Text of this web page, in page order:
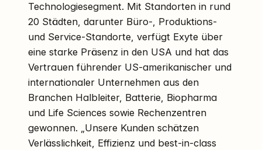
Technologiesegment. Mit Standorten in rund
20 Städten, darunter Büro-, Produktions-
und Service-Standorte, verfügt Exyte über
eine starke Präsenz in den USA und hat das
Vertrauen führender US-amerikanischer und
internationaler Unternehmen aus den
Branchen Halbleiter, Batterie, Biopharma
und Life Sciences sowie Rechenzentren
gewonnen. „Unsere Kunden schätzen
Verlässlichkeit, Effizienz und best-in-class